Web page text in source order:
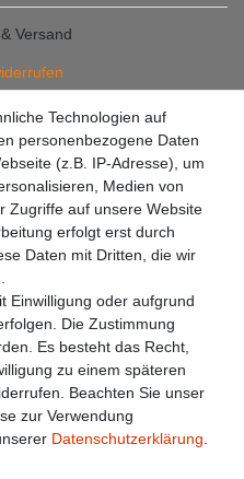
Versand
9200301Technologien auf
personenbezogene Daten
(z.B. IP-Adresse), um
Medien von
Zugriffe auf unsere Website
erfolgt erst durch
Daten mit Dritten, die wir
Einwilligung oder aufgrund
Die Zustimmung
Es besteht das Recht,
zu einem späteren
Beachten Sie unser
zur Verwendung
Daten­schutz­erklärung